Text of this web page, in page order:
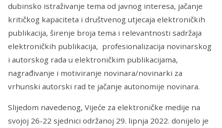
dubinsko istraživanje tema od javnog interesa, jačanje
kritičkog kapaciteta i društvenog utjecaja elektroničkih
publikacija, širenje broja tema i relevantnosti sadržaja
elektroničkih publikacija, profesionalizacija novinarskog
i autorskog rada u elektroničkim publikacijama,
nagrađivanje i motiviranje novinara/novinarki za
vrhunski autorski rad te jačanje autonomije novinara.
Slijedom navedenog, Vijeće za elektroničke medije na
svojoj 26-22 sjednici održanoj 29. lipnja 2022. donijelo je